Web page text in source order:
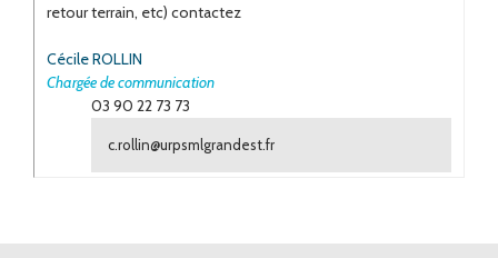
retour terrain, etc) contactez
Cécile ROLLIN
Chargée de communication
03 90 22 73 73
c.rollin@urpsmlgrandest.fr